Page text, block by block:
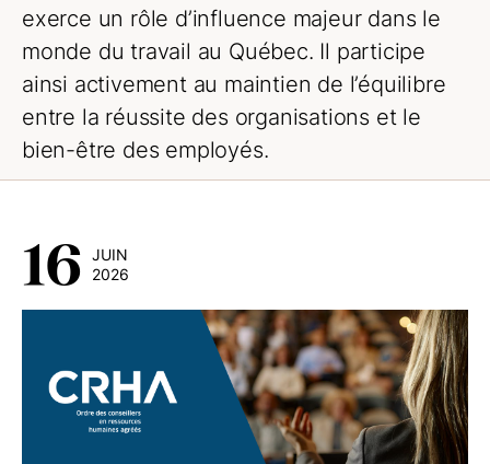
exerce un rôle d’influence majeur dans le
monde du travail au Québec. Il participe
ainsi activement au maintien de l’équilibre
entre la réussite des organisations et le
bien-être des employés.
16 JUIN
2026